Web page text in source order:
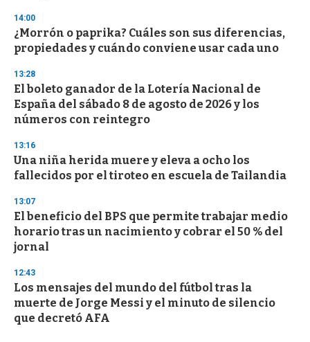
14:00
¿Morrón o paprika? Cuáles son sus diferencias,
propiedades y cuándo conviene usar cada uno
13:28
El boleto ganador de la Lotería Nacional de
España del sábado 8 de agosto de 2026 y los
números con reintegro
13:16
Una niña herida muere y eleva a ocho los
fallecidos por el tiroteo en escuela de Tailandia
13:07
El beneficio del BPS que permite trabajar medio
horario tras un nacimiento y cobrar el 50 % del
jornal
12:43
Los mensajes del mundo del fútbol tras la
muerte de Jorge Messi y el minuto de silencio
que decretó AFA